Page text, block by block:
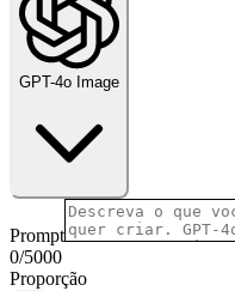
GPT-4o Image
Prompt
0/5000
Proporção